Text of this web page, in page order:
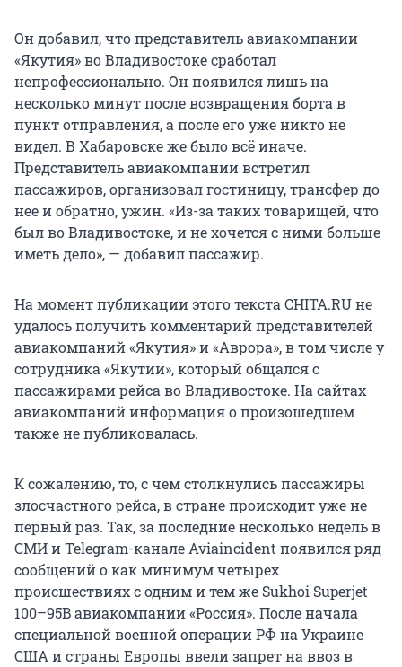
Он добавил, что представитель авиакомпании
«Якутия» во Владивостоке сработал
непрофессионально. Он появился лишь на
несколько минут после возвращения борта в
пункт отправления, а после его уже никто не
видел. В Хабаровске же было всё иначе.
Представитель авиакомпании встретил
пассажиров, организовал гостиницу, трансфер до
нее и обратно, ужин. «Из-за таких товарищей, что
был во Владивостоке, и не хочется с ними больше
иметь дело», — добавил пассажир.
На момент публикации этого текста CHITA.RU не
удалось получить комментарий представителей
авиакомпаний «Якутия» и «Аврора», в том числе у
сотрудника «Якутии», который общался с
пассажирами рейса во Владивостоке. На сайтах
авиакомпаний информация о произошедшем
также не публиковалась.
К сожалению, то, с чем столкнулись пассажиры
злосчастного рейса, в стране происходит уже не
первый раз. Так, за последние несколько недель в
СМИ и Telegram-канале Aviaincident появился ряд
сообщений о как минимум четырех
происшествиях с одним и тем же Sukhoi Superjet
100–95B авиакомпании «Россия». После начала
специальной военной операции РФ на Украине
США и страны Европы ввели запрет на ввоз в